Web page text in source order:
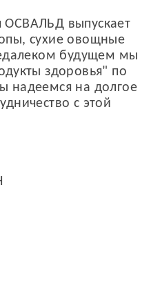
выпускает
сухие овощные
будущем мы
здоровья" по
надеемся на долгое
с этой